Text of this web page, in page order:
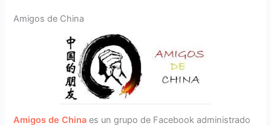
Amigos de China
Amigos de China es un grupo de Facebook administrado